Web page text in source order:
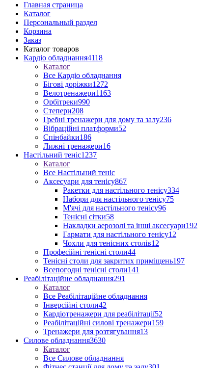
Главная страница
Каталог
Персональный раздел
Корзина
Заказ
Каталог товаров
Кардіо обладнання4118
Каталог
Все Кардіо обладнання
Бігові доріжки1272
Велотренажери1163
Орбітреки990
Степери208
Гребні тренажери для дому та залу236
Вібраційні платформи52
Спінбайки186
Лижні тренажери16
Настільний теніс1237
Каталог
Все Настільний теніс
Аксесуари для тенісу867
Ракетки для настільного тенісу334
Набори для настільного тенісу75
М'ячі для настільного тенісу96
Тенісні сітки58
Накладки аерозолі та інші аксесуари192
Гармати для настільного тенісу12
Чохли для тенісних столів12
Професійні тенісні столи44
Тенісні столи для закритих приміщень197
Всепогодні тенісні столи141
Реабілітаційне обладнання291
Каталог
Все Реабілітаційне обладнання
Інверсійні столи42
Кардіотренажери для реабілітації52
Реабілітаційні силові тренажери159
Тренажери для розтягування13
Силове обладнання3630
Каталог
Все Силове обладнання